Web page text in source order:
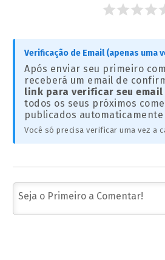
Verificação de Email (apenas uma
Após enviar seu primeiro
receberá um email de
link para verificar seu email
todos os seus próximos
publicados
Você só precisa verificar uma vez a